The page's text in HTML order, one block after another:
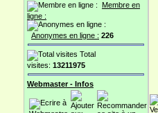
Membre en
ligne :
Anonymes en ligne : 226
Total
visites: 13211975
Webmaster - Infos